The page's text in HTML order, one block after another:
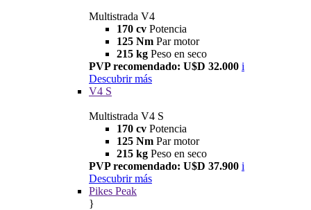
Multistrada V4
170 cv Potencia
125 Nm Par motor
215 kg Peso en seco
PVP recomendado: U$D 32.000 i
Descubrir más
V4 S
Multistrada V4 S
170 cv Potencia
125 Nm Par motor
215 kg Peso en seco
PVP recomendado: U$D 37.900 i
Descubrir más
Pikes Peak
}